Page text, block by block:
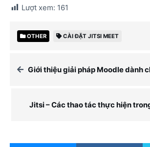
Lượt xem: 161
OTHER CÀI ĐẶT JITSI MEET
Giới thiệu giải pháp Moodle dành cho các trường học, học viện, các đơn vị
Jitsi – Các thao tác thực hiện